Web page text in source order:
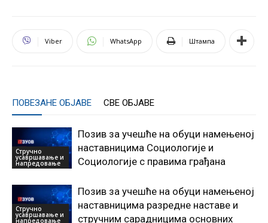
Viber WhatsApp Штампа
ПОВЕЗАНЕ ОБЈАВЕ СВЕ ОБЈАВЕ
Стручно
усавршавање и
напредовање
Позив за учешће на обуци намењеној
наставницима Социологије и
Социологије с правима грађана
Стручно
усавршавање и
напредовање
Позив за учешће на обуци намењеној
наставницима разредне наставе и
стручним сарадницима основних